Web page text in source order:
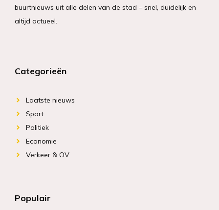
buurtnieuws uit alle delen van de stad – snel, duidelijk en
altijd actueel.
Categorieën
Laatste nieuws
Sport
Politiek
Economie
Verkeer & OV
Populair